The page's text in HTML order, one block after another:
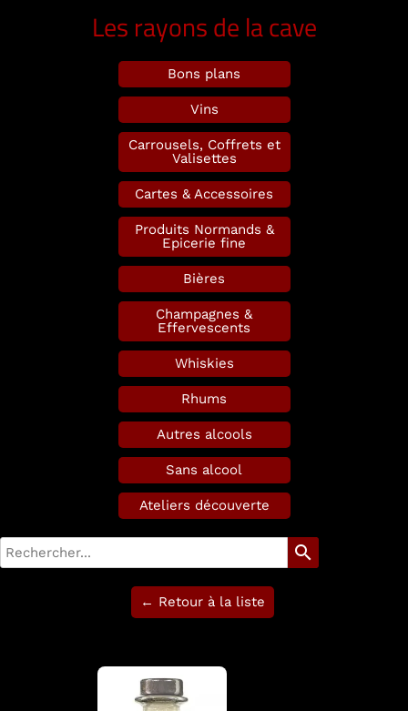
Les rayons de la cave
Bons plans
Vins
Carrousels, Coffrets et
Valisettes
Cartes & Accessoires
Produits Normands &
Epicerie fine
Bières
Champagnes &
Effervescents
Whiskies
Rhums
Autres alcools
Sans alcool
Ateliers découverte
search
← Retour à la liste